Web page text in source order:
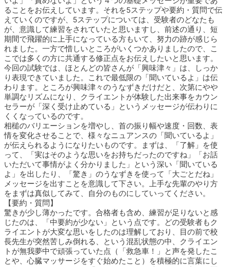
ることをお伝えしています。それを5ステップや要約・質問で伝
えていくのですが、5ステップについては、受験者のどなたも
が、意識して練習をされていたと思いますし、前述の通り、短
期間で飛躍的に上手になっている方もいて、努力の跡が感じら
れました。一方で惜しいところがいくつかありましたので、こ
こでは多くの方に共通する修正点をお伝えしたいと思います。
今回の試験では、ほとんどの皆さんが「興味津々」は、しっか
り表現できていました。これで最低限の「聞いているよ」は伝
わります。ところが興味津々のうなずきだけだと、次第にやや
単調なリズムになり、クライエントが体験した出来事をカウン
セラーが「深く受け止めている」というメッセージが伝わりに
くくなっているのです。
相槌のバリエーションを増やし、首の振り幅や速度・回数、表
情を変化させることで、様々なニュアンスの「聞いているよ」
が伝えられるようになりたいものです。まずは、「了解」を使
って、「実はそのような思いをお持ちだったのですね」「お話
いただいて事情がよく分かりました」という深い「聞いている
よ」を出したり、「驚き」のうなずきを使って「大ごとだね」
メッセージを出すことを意識して下さい。上手な先輩のやり方
をまずは真似してみて、自分のものにしていってください。
【要約・質問】
驚きが少し薄かったです。合格者も含め、練習が足りないと感
じたのは、「中要約が少ない」という点です。どの受験者もク
ライエントが大変な思いをしたのは理解しており、目の前で校
長先生が突然苦しみ倒れる、という混乱状態の中、クライエン
トが無我夢中で頑張っていた点（「救急車！」と声を発したこ
とや、心臓マッサージをすぐ始めたこと）を積極的に言葉にし